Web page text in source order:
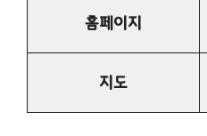
홈페이지
지도